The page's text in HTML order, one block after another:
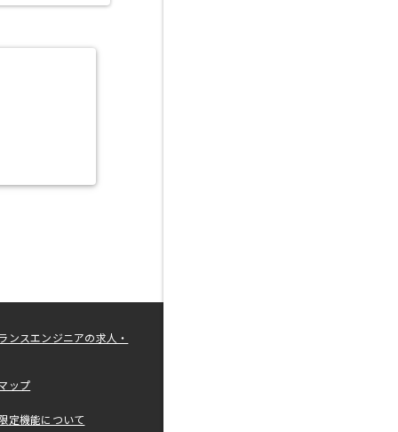
ンスエンジニアの求人・
ップ
定機能について